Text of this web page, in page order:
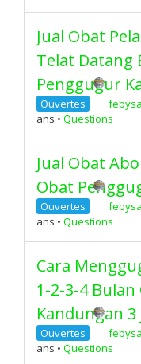
Jual Obat
Telat Datang
Penggugur
Ouvertes
ans • Questions
Jual Obat
Obat
Ouvertes
ans • Questions
Cara
1-2-3-4
Kandungan 3
Ouvertes
ans • Questions